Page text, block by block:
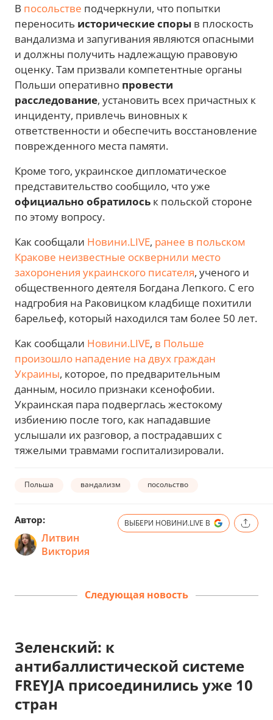
В посольстве подчеркнули, что попытки
переносить исторические споры в плоскость
вандализма и запугивания являются опасными
и должны получить надлежащую правовую
оценку. Там призвали компетентные органы
Польши оперативно провести
расследование, установить всех причастных к
инциденту, привлечь виновных к
ответственности и обеспечить восстановление
поврежденного места памяти.
Кроме того, украинское дипломатическое
представительство сообщило, что уже
официально обратилось к польской стороне
по этому вопросу.
Как сообщали Новини.LIVE, ранее в польском
Кракове неизвестные осквернили место
захоронения украинского писателя, ученого и
общественного деятеля Богдана Лепкого. С его
надгробия на Раковицком кладбище похитили
барельеф, который находился там более 50 лет.
Как сообщали Новини.LIVE, в Польше
произошло нападение на двух граждан
Украины, которое, по предварительным
данным, носило признаки ксенофобии.
Украинская пара подверглась жестокому
избиению после того, как нападавшие
услышали их разговор, а пострадавших с
тяжелыми травмами госпитализировали.
Польша вандализм посольство
Автор:
Литвин
Виктория
ВЫБЕРИ НОВИНИ.LIVE В
Следующая новость
Зеленский: к
антибаллистической системе
FREYJA присоединились уже 10
стран